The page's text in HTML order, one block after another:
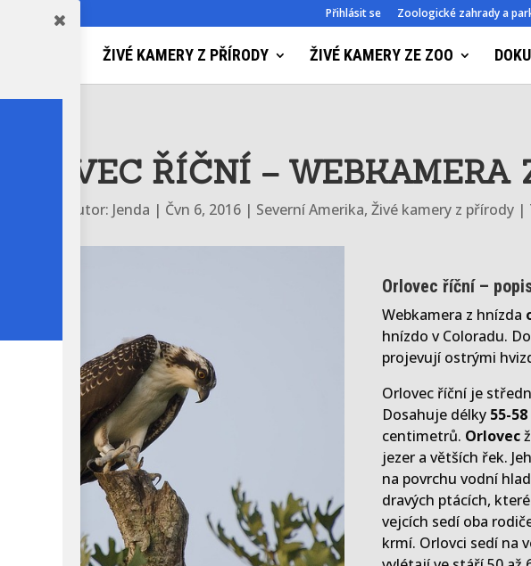
Přihlásit se Zoologické zahrady a
ŽIVÉ KAMERY Z PŘÍRODY ŽIVÉ KAMERY ZE ZOO
ORLOVEC ŘÍČNÍ – WEBKAMERA
autor: Jenda | Čvn 6, 2016| Severní Amerika, Živé kamery z přírody|
Orlovec říční –
Webkamera z hnízda
hnízdo v Coloradu.
projevují ostrými
Orlovec říční je
Dosahuje délky 55-
centimetrů. Orlovec
jezer a větších řek.
na povrchu vodní
dravých ptácích,
vejcích sedí oba
krmí. Orlovci sedí na